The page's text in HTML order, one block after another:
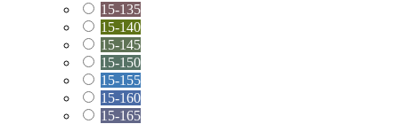
15-135
15-140
15-145
15-150
15-155
15-160
15-165